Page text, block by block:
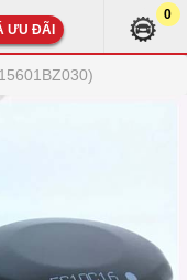
ƯU ĐÃI
0